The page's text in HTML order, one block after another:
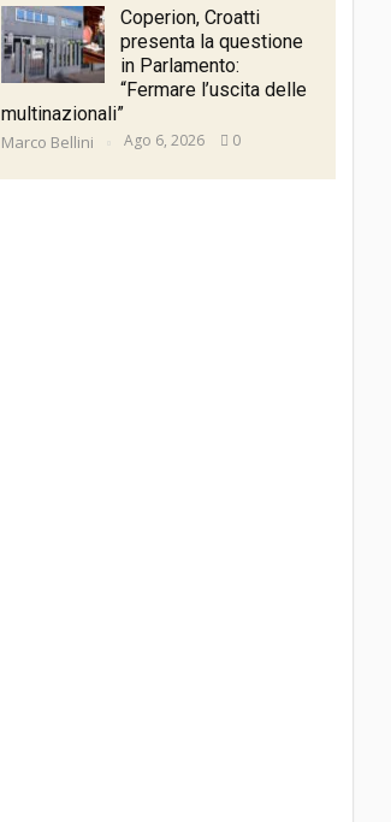
Coperion, Croatti
presenta la questione
in Parlamento:
“Fermare l’uscita delle
multinazionali”
Marco Bellini Ago 6, 2026 0